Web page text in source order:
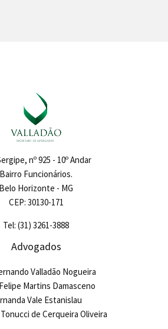
nº 925 - 10º Andar
Bairro Funcionários.
Belo Horizonte - MG
CEP: 30130-171
Tel: (31) 3261-3888
Advogados
Valladão Nogueira
Martins Damasceno
Vale Estanislau
de Cerqueira Oliveira